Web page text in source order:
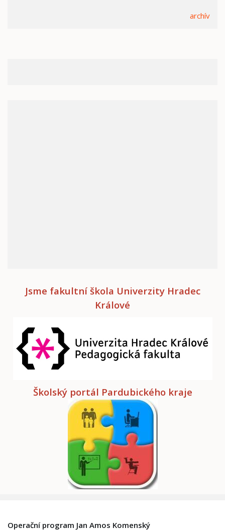
archív
Jsme fakultní škola Univerzity Hradec
Králové
Školský portál Pardubického kraje
Operační program Jan Amos Komenský